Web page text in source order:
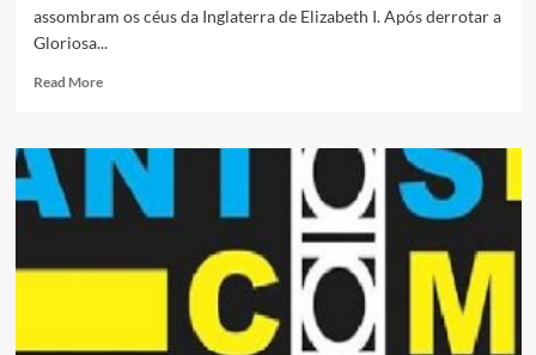
assombram os céus da Inglaterra de Elizabeth I. Após derrotar a
Gloriosa...
Read More